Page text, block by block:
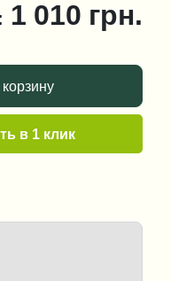
1 010 грн.
корзину
в 1 клик